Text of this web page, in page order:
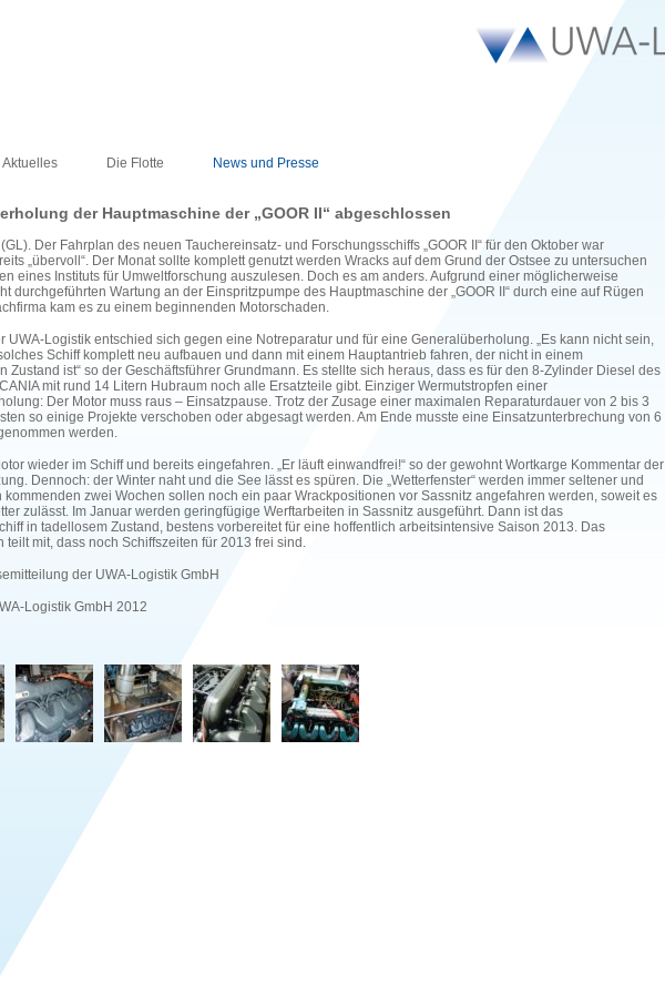
Aktuelles Die Flotte News und Presse
der Hauptmaschine der „GOOR II“ abgeschlossen
Der Fahrplan des neuen Tauchereinsatz- und Forschungsschiffs „GOOR II“ für den Oktober war
„übervoll“. Der Monat sollte komplett genutzt werden Wracks auf dem Grund der Ostsee zu untersuchen
eines Instituts für Umweltforschung auszulesen. Doch es am anders. Aufgrund einer möglicherweise
durchgeführten Wartung an der Einspritzpumpe des Hauptmaschine der „GOOR II“ durch eine auf Rügen
kam es zu einem beginnenden Motorschaden.
UWA-Logistik entschied sich gegen eine Notreparatur und für eine Generalüberholung. „Es kann nicht sein,
Schiff komplett neu aufbauen und dann mit einem Hauptantrieb fahren, der nicht in einem
Zustand ist“ so der Geschäftsführer Grundmann. Es stellte sich heraus, dass es für den 8-Zylinder Diesel des
mit rund 14 Litern Hubraum noch alle Ersatzteile gibt. Einziger Wermutstropfen einer
Der Motor muss raus – Einsatzpause. Trotz der Zusage einer maximalen Reparaturdauer von 2 bis 3
so einige Projekte verschoben oder abgesagt werden. Am Ende musste eine Einsatzunterbrechung von 6
werden.
wieder im Schiff und bereits eingefahren. „Er läuft einwandfrei!“ so der gewohnt Wortkarge Kommentar der
Dennoch: der Winter naht und die See lässt es spüren. Die „Wetterfenster“ werden immer seltener und
kommenden zwei Wochen sollen noch ein paar Wrackpositionen vor Sassnitz angefahren werden, soweit es
zulässt. Im Januar werden geringfügige Werftarbeiten in Sassnitz ausgeführt. Dann ist das
in tadellosem Zustand, bestens vorbereitet für eine hoffentlich arbeitsintensive Saison 2013. Das
teilt mit, dass noch Schiffszeiten für 2013 frei sind.
der UWA-Logistik GmbH
Logistik GmbH 2012